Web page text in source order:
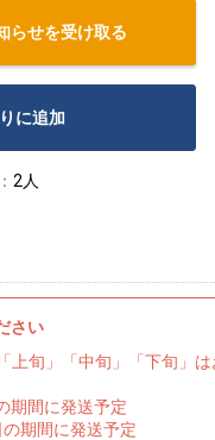
らせを受け取る
に追加
2人
さい
上旬」「中旬」「下旬」
期間に発送予定
期間に発送予定